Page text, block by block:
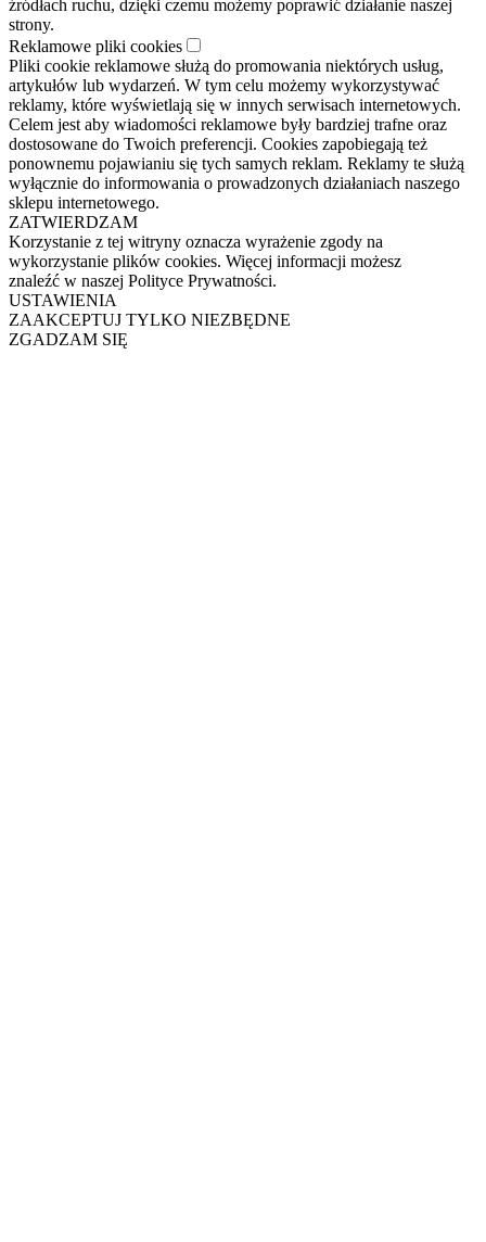
źródłach ruchu, dzięki czemu możemy poprawić działanie naszej
strony.
Reklamowe pliki cookies
Pliki cookie reklamowe służą do promowania niektórych usług,
artykułów lub wydarzeń. W tym celu możemy wykorzystywać
reklamy, które wyświetlają się w innych serwisach internetowych.
Celem jest aby wiadomości reklamowe były bardziej trafne oraz
dostosowane do Twoich preferencji. Cookies zapobiegają też
ponownemu pojawianiu się tych samych reklam. Reklamy te służą
wyłącznie do informowania o prowadzonych działaniach naszego
sklepu internetowego.
ZATWIERDZAM
Korzystanie z tej witryny oznacza wyrażenie zgody na
wykorzystanie plików cookies. Więcej informacji możesz
znaleźć w naszej Polityce Prywatności.
USTAWIENIA
ZAAKCEPTUJ TYLKO NIEZBĘDNE
ZGADZAM SIĘ